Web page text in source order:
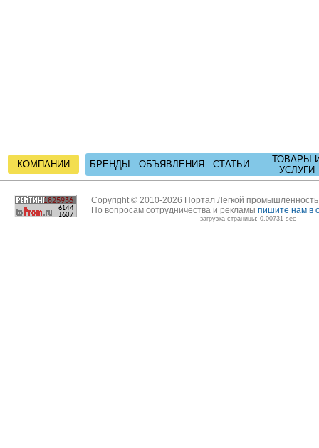
КОМПАНИИ БРЕНДЫ ОБЪЯВЛЕНИЯ СТАТЬИ
ТОВАРЫ
УСЛУГИ
Copyright © 2010-2026 Портал Легкой
По вопросам сотрудничества и рекламы пишите нам в
загрузка страницы: 0.00731 sec